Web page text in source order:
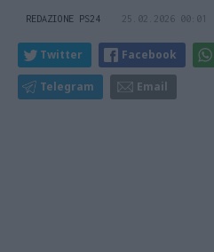
REDAZIONE PS24 25.02.2026 00:01
Twitter Facebook
Telegram Email